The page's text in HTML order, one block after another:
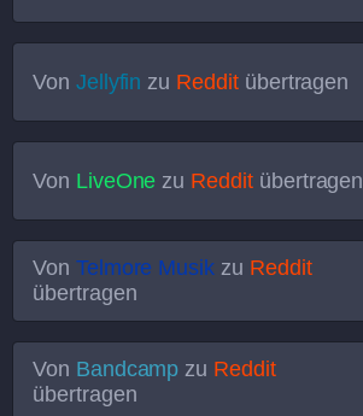
Von Jellyfin zu Redditübertragen
Von LiveOne zu Redditübertragen
Von Telmore Musik zu Reddit
übertragen
Von Bandcamp zu Reddit
übertragen